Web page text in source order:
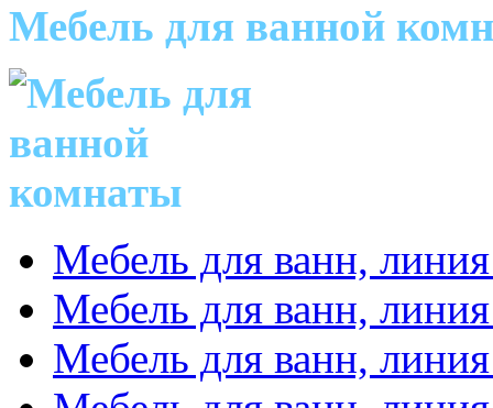
Мебель для ванной
Мебель для ванн,
Мебель для ванн,
Мебель для ванн,